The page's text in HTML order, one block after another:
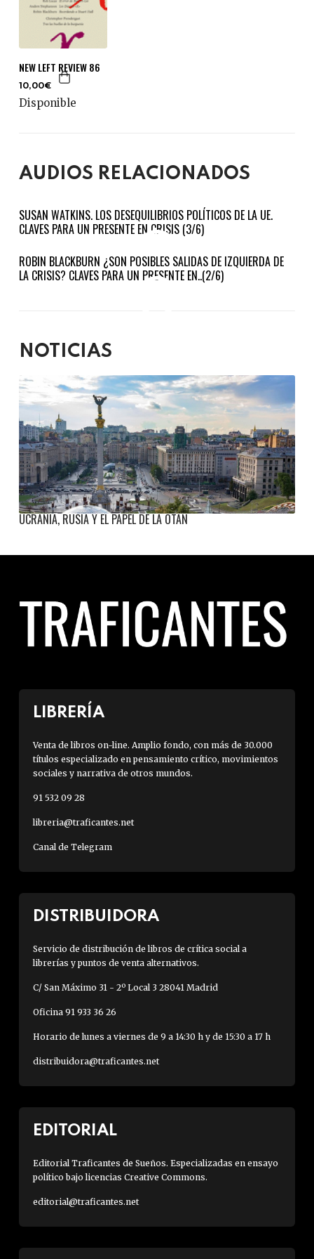
NEW LEFT REVIEW 86
10,00€
Disponible
AUDIOS RELACIONADOS
SUSAN WATKINS. LOS DESEQUILIBRIOS POLÍTICOS DE LA UE.
CLAVES PARA UN PRESENTE EN CRISIS (3/6)
ROBIN BLACKBURN ¿SON POSIBLES SALIDAS DE IZQUIERDA DE
LA CRISIS? CLAVES PARA UN PRESENTE EN..(2/6)
NOTICIAS
UCRANIA, RUSIA Y EL PAPEL DE LA OTAN
LIBRERÍA
Venta de libros on-line. Amplio fondo, con más de 30.000
títulos especializado en pensamiento crítico, movimientos
sociales y narrativa de otros mundos.
91 532 09 28
libreria@traficantes.net
Canal de Telegram
DISTRIBUIDORA
Servicio de distribución de libros de crítica social a
librerías y puntos de venta alternativos.
C/ San Máximo 31 - 2º Local 3 28041 Madrid
Oficina 91 933 36 26
Horario de lunes a viernes de 9 a 14:30 h y de 15:30 a 17 h
distribuidora@traficantes.net
EDITORIAL
Editorial Traficantes de Sueños. Especializadas en ensayo
político bajo licencias Creative Commons.
editorial@traficantes.net